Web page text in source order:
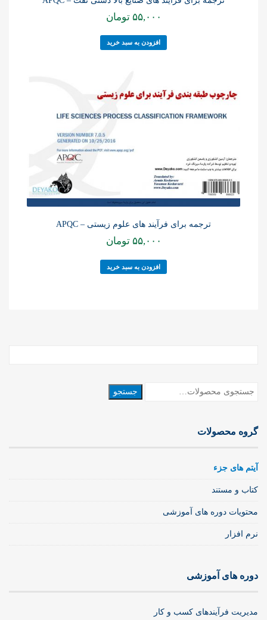
۵۵,۰۰۰ تومان
افزودن به سبد خرید
ترجمه برای فرآیند های علوم زیستی – APQC
۵۵,۰۰۰ تومان
افزودن به سبد خرید
جستجو
گروه محصولات
آیتم های جزء
کتاب و مستند
محتویات دوره های آموزشی
نرم افزار
دوره های آموزشی
مدیریت فرآیندهای کسب و کار